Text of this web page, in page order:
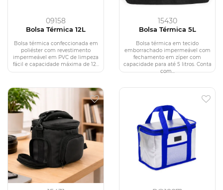
09158
Bolsa Térmica 12L
Bolsa térmica confeccionada em
poliéster com revestimento
impermeável em PVC de limpeza
fácil e capacidade máxima de 12...
15430
Bolsa Térmica 5L
Bolsa térmica em tecido
emborrachado impermeável com
fechamento em zíper com
capacidade para até 5 litros. Conta
com...